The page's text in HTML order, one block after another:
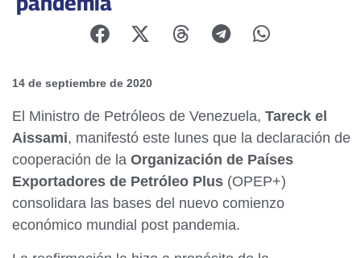
14 de septiembre de 2020
El Ministro de Petróleos de Venezuela, Tareck el
Aissami, manifestó este lunes que la declaración de
cooperación de la Organización de Países
Exportadores de Petróleo Plus (OPEP+)
consolidara las bases del nuevo comienzo
económico mundial post pandemia.